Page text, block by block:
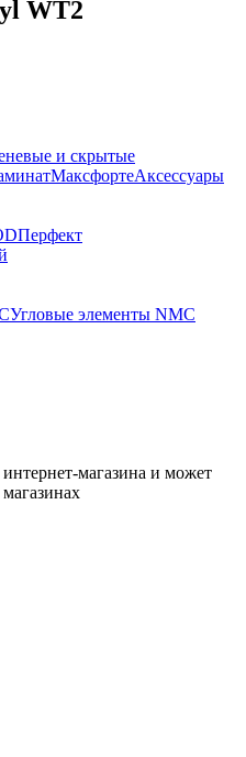
WT2
и скрытые
МаксфортеАксессуары
Перфект
Угловые элементы NMC
магазина и может